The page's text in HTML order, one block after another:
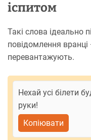
іспитом
Такі слова ідеально
повідомлення
перевантажують.
Нехай усі білети
руки!
Копіювати